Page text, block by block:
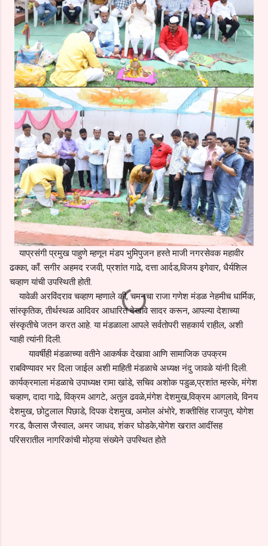
याप्रसंगी प्रमुख पाहुणे म्हणून मंडप भुमिपुजन हस्ते माजी नगरसेवक महावीर
ढक्का, काँ. सगीर अहमद रजवी, प्रशांत गाढे, दत्ता आर्दड,विजय इगेवार, धैर्यशिल
चव्हाण यांची उपस्थिती होती.
यावेळी अरविंदराव चव्हाण म्हणाले की, चमनचा राजा गणेश मंडळ नेहमीच धार्मिक,
सांस्कृतिक, तीर्थस्थळ आदिवर आधारित देखावे सादर करून, आपल्या देशाच्या
संस्कृतीचे जतन करत आहे. या मंडळाला आपले सर्वतोपरी सहकार्य राहील, अशी
ग्वाही त्यांनी दिली.
यावर्षीही मंडळाच्या वतीने आकर्षक देखावा आणि सामाजिक उपक्रम
राबविण्यावर भर दिला जाईल अशी माहिती मंडळाचे अध्यक्ष नंदु जावळे यांनी दिली.
कार्यक्रमाला मंडळाचे उपाध्यक्ष रामा खांडे, सचिव अशोक पडुळ,प्रशांत म्हस्के, मंगेश
चव्हाण, दादा गाढे, विक्रम आगटे, अतुल ढवळे,मंगेश देशमुख,विक्रम आगलावे, विनय
देशमुख, छोटुलाल पिछाडे, दिपक देशमुख, अमोल अंभोरे, शक्तीसिंह राजपुत, योगेश
गरड, कैलास जैस्वाल, अमर जाधव, शंकर घोडके,योगेश खरात आदींसह
परिसरातील नागरिकांची मोठ्या संख्येने उपस्थित होते